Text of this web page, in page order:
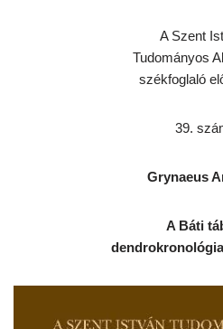
A Szent
Tudományos
székfoglaló
39.
Grynaeus
A Báti